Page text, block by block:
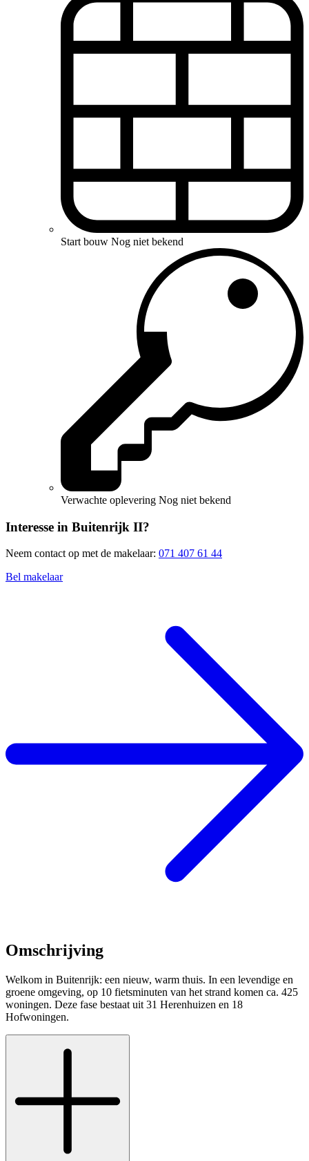
Start bouw Nog niet bekend
Verwachte oplevering Nog niet bekend
Interesse in Buitenrijk II?
Neem contact op met de makelaar: 071 407 61 44
Bel makelaar
Omschrijving
Welkom in Buitenrijk: een nieuw, warm thuis. In een levendige en
groene omgeving, op 10 fietsminuten van het strand komen ca. 425
woningen. Deze fase bestaat uit 31 Herenhuizen en 18
Hofwoningen.